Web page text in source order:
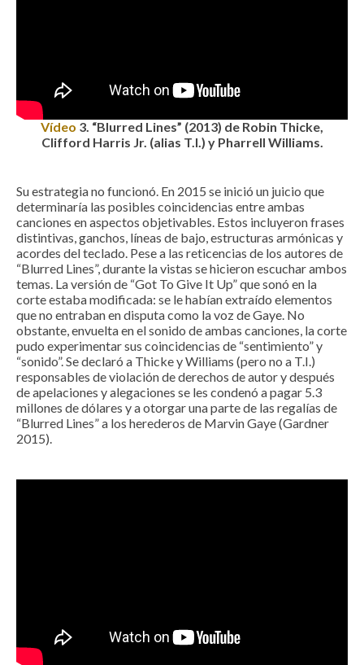
Vídeo 3. “Blurred Lines” (2013) de Robin Thicke,
Clifford Harris Jr. (alias T.I.) y Pharrell Williams.
Su estrategia no funcionó. En 2015 se inició un juicio que
determinaría las posibles coincidencias entre ambas
canciones en aspectos objetivables. Estos incluyeron frases
distintivas, ganchos, líneas de bajo, estructuras armónicas y
acordes del teclado. Pese a las reticencias de los autores de
“Blurred Lines”, durante la vistas se hicieron escuchar ambos
temas. La versión de “Got To Give It Up” que sonó en la
corte estaba modificada: se le habían extraído elementos
que no entraban en disputa como la voz de Gaye. No
obstante, envuelta en el sonido de ambas canciones, la corte
pudo experimentar sus coincidencias de “sentimiento” y
“sonido”. Se declaró a Thicke y Williams (pero no a T.I.)
responsables de violación de derechos de autor y después
de apelaciones y alegaciones se les condenó a pagar 5.3
millones de dólares y a otorgar una parte de las regalías de
“Blurred Lines” a los herederos de Marvin Gaye (Gardner
2015).